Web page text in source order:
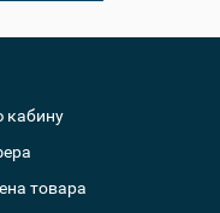
кабину
товара